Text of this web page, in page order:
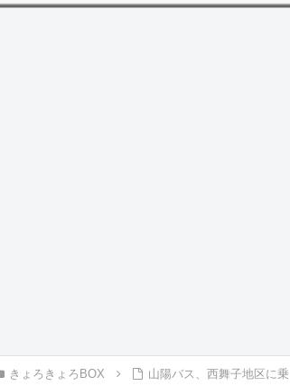
きょろきょろBOX 山陽バス、西舞子地区に